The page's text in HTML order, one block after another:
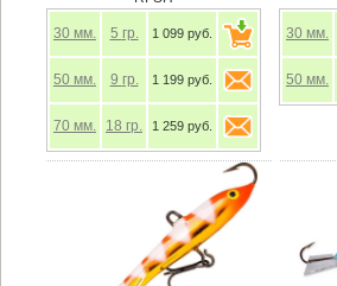
30 мм. 5 гр. 1 099 руб.
50 мм. 9 гр. 1 199 руб.
70 мм. 18 гр. 1 259 руб.
30 мм.
50 мм.